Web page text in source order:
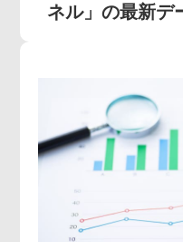
ネル」の最新デ